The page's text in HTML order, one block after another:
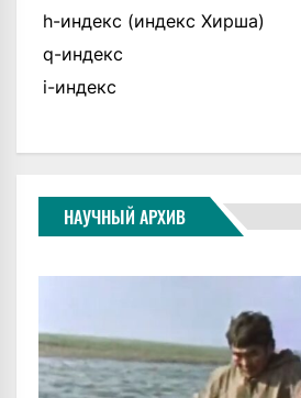
h-индекс (индекс Хирша)
q-индекс
i-индекс
НАУЧНЫЙ АРХИВ